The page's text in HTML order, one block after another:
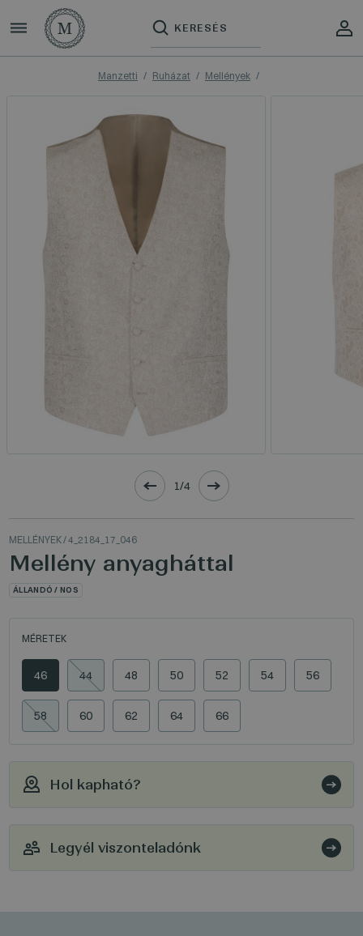
Manzetti Ruházat Mellények
1/4
MELLÉNYEK/ 4_2184_17_046
Mellény anyagháttal
ÁLLANDÓ / NOS
MÉRETEK
46 44 48 50 52 54 56
58 60 62 64 66
Hol kapható?
Legyél viszonteladónk